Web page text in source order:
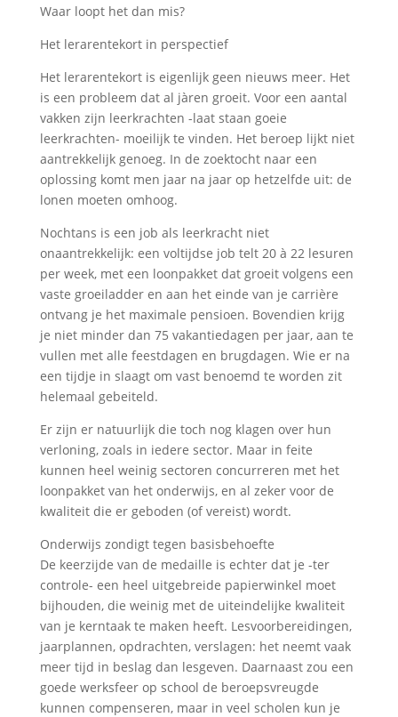
Waar loopt het dan mis?
Het lerarentekort in perspectief
Het lerarentekort is eigenlijk geen nieuws meer. Het
is een probleem dat al jàren groeit. Voor een aantal
vakken zijn leerkrachten -laat staan goeie
leerkrachten- moeilijk te vinden. Het beroep lijkt niet
aantrekkelijk genoeg. In de zoektocht naar een
oplossing komt men jaar na jaar op hetzelfde uit: de
lonen moeten omhoog.
Nochtans is een job als leerkracht niet
onaantrekkelijk: een voltijdse job telt 20 à 22 lesuren
per week, met een loonpakket dat groeit volgens een
vaste groeiladder en aan het einde van je carrière
ontvang je het maximale pensioen. Bovendien krijg
je niet minder dan 75 vakantiedagen per jaar, aan te
vullen met alle feestdagen en brugdagen. Wie er na
een tijdje in slaagt om vast benoemd te worden zit
helemaal gebeiteld.
Er zijn er natuurlijk die toch nog klagen over hun
verloning, zoals in iedere sector. Maar in feite
kunnen heel weinig sectoren concurreren met het
loonpakket van het onderwijs, en al zeker voor de
kwaliteit die er geboden (of vereist) wordt.
Onderwijs zondigt tegen basisbehoefte
De keerzijde van de medaille is echter dat je -ter
controle- een heel uitgebreide papierwinkel moet
bijhouden, die weinig met de uiteindelijke kwaliteit
van je kerntaak te maken heeft. Lesvoorbereidingen,
jaarplannen, opdrachten, verslagen: het neemt vaak
meer tijd in beslag dan lesgeven. Daarnaast zou een
goede werksfeer op school de beroepsvreugde
kunnen compenseren, maar in veel scholen kun je